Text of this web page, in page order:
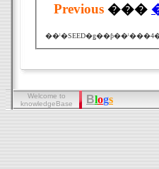
Previous ���
Welcome to
knowledgeBase
Blogs